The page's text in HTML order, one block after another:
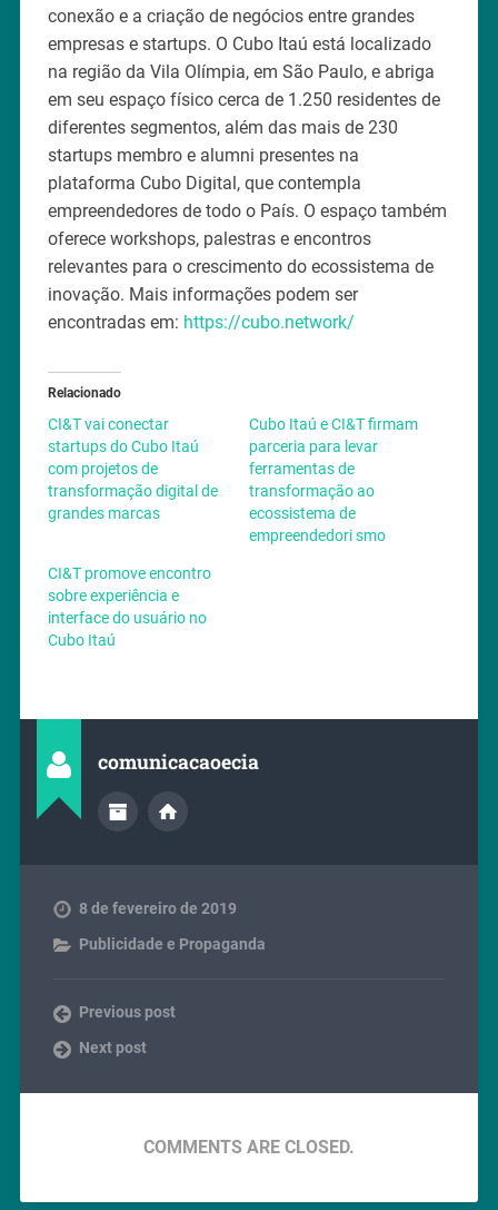
conexão e a criação de negócios entre grandes
empresas e startups. O Cubo Itaú está localizado
na região da Vila Olímpia, em São Paulo, e abriga
em seu espaço físico cerca de 1.250 residentes de
diferentes segmentos, além das mais de 230
startups membro e alumni presentes na
plataforma Cubo Digital, que contempla
empreendedores de todo o País. O espaço também
oferece workshops, palestras e encontros
relevantes para o crescimento do ecossistema de
inovação. Mais informações podem ser
encontradas em: https://cubo.network/
Relacionado
CI&T vai conectar
startups do Cubo Itaú
com projetos de
transformação digital de
grandes marcas
Cubo Itaú e CI&T firmam
parceria para levar
ferramentas de
transformação ao
ecossistema de
empreendedori smo
CI&T promove encontro
sobre experiência e
interface do usuário no
Cubo Itaú
comunicacaoecia
8 de fevereiro de 2019
Publicidade e Propaganda
Previous post
Next post
COMMENTS ARE CLOSED.